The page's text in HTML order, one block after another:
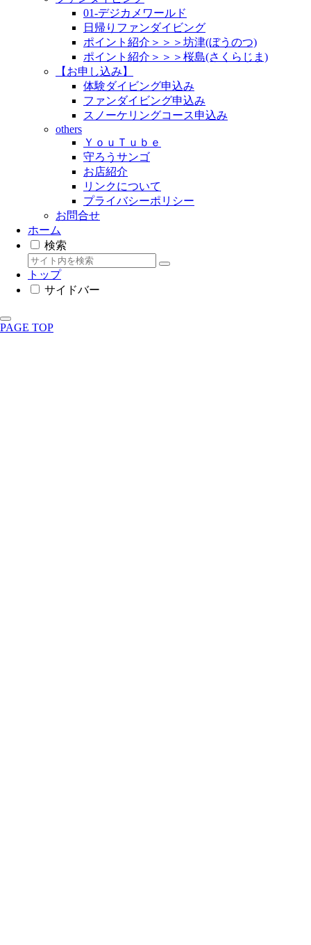
01-デジカメワールド
日帰りファンダイビング
ポイント紹介＞＞＞坊津(ぼうのつ)
ポイント紹介＞＞＞桜島(さくらじま)
【お申し込み】
体験ダイビング申込み
ファンダイビング申込み
スノーケリングコース申込み
others
ＹｏｕＴｕｂｅ
守ろうサンゴ
お店紹介
リンクについて
プライバシーポリシー
お問合せ
ホーム
検索
トップ
サイドバー
PAGE TOP